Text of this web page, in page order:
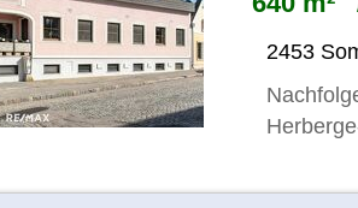
2453